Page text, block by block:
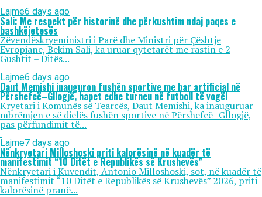
Lajme6 days ago
Sali: Me respekt për historinë dhe përkushtim ndaj paqes e
bashkëjetesës
Zëvendëskryeministri i Parë dhe Ministri për Çështje
Evropiane, Bekim Sali, ka uruar qytetarët me rastin e 2
Gushtit – Ditës...
Lajme6 days ago
Daut Memishi inauguron fushën sportive me bar artificial në
Përshefcë–Gllogjë, hapet edhe turneu në futboll të vogël
Kryetari i Komunës së Tearcës, Daut Memishi, ka inauguruar
mbrëmjen e së dielës fushën sportive në Përshefcë–Gllogjë,
pas përfundimit të...
Lajme7 days ago
Nënkryetari Milloshoski priti kalorësinë në kuadër të
manifestimit “10 Ditët e Republikës së Krushevës”
Nënkryetari i Kuvendit, Antonio Milloshoski, sot, në kuadër të
manifestimit “10 Ditët e Republikës së Krushevës” 2026, priti
kalorësinë pranë...